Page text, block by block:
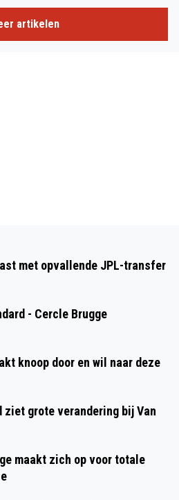
artikelen
met opvallende JPL-transfer
- Cercle Brugge
knoop door en wil naar deze
ziet grote verandering bij Van
maakt zich op voor totale